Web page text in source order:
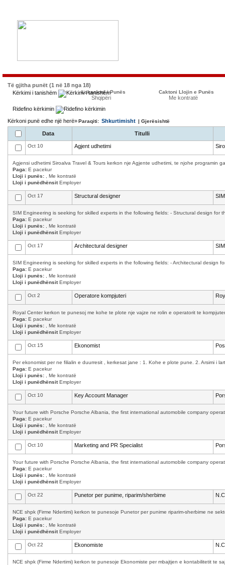
Të gjitha punët (1 në 18 nga 18)
Kërkimi i tanishëm
Lokacioni i Punës
Shqipëri
Caktoni Llojin e Punës
Me kontratë
Ridefino kërkimin
Kërkoni punë edhe një herë»Paraqiti: Shkurtimisht | Gjerësishtë
Data Titulli
Oct 10 Agjent udhetimi
Agjensi udhetimi Siroalva Travel & Tours kerkon nje Agjente udhetimi, te njohe programin
Paga: E pacekur
Lloji i punës: , Me kontratë
Lloji i punëdhënsitEmployer
Oct 17 Structural designer
SIM Engineering is seeking for skilled experts in the following fields: - Structural design for
Paga: E pacekur
Lloji i punës: , Me kontratë
Lloji i punëdhënsitEmployer
Oct 17 Architectural designer
SIM Engineering is seeking for skilled experts in the following fields: - Architectural design
Paga: E pacekur
Lloji i punës: , Me kontratë
Lloji i punëdhënsitEmployer
Oct 2 Operatore kompjuteri
Royal Center kerkon te punesoj me kohe te plote nje vajze ne rolin e operatorit te
Paga: E pacekur
Lloji i punës: , Me kontratë
Lloji i punëdhënsitEmployer
Oct 15 Ekonomist
Per ekonomist per ne filialin e duurresit , kerkesat jane : 1. Kohe e plote pune. 2. Arsimi i
Paga: E pacekur
Lloji i punës: , Me kontratë
Lloji i punëdhënsitEmployer
Oct 10 Key Account Manager
Your future with Porsche Porsche Albania, the first international automobile company
Paga: E pacekur
Lloji i punës: , Me kontratë
Lloji i punëdhënsitEmployer
Oct 10 Marketing and PR Specialist
Your future with Porsche Porsche Albania, the first international automobile company
Paga: E pacekur
Lloji i punës: , Me kontratë
Lloji i punëdhënsitEmployer
Oct 22 Punetor per punime, riparim/sherbime
NCE shpk (Firme Ndertimi) kerkon te punesoje Punetor per punime riparim-sherbime ne
Paga: E pacekur
Lloji i punës: , Me kontratë
Lloji i punëdhënsitEmployer
Oct 22 Ekonomiste
NCE shpk (Firme Ndertimi) kerkon te punesoje Ekonomiste per mbajtjen e kontabilitetit te